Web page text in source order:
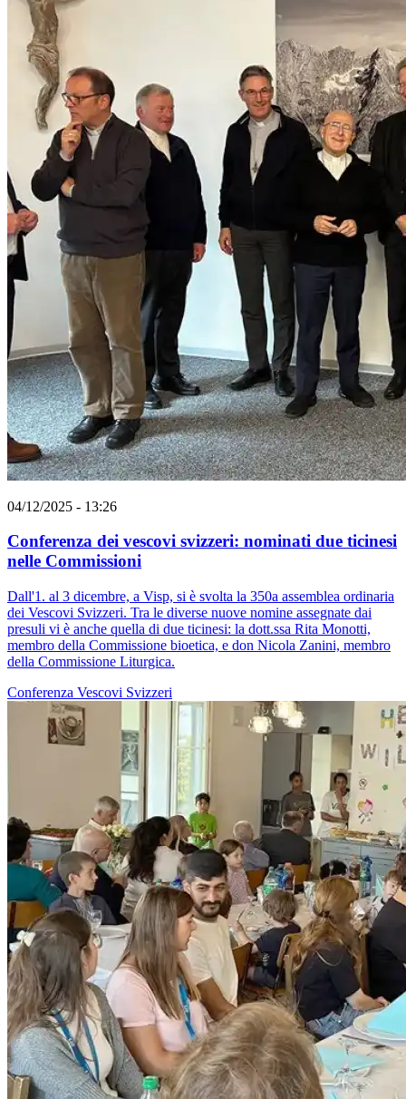
04/12/2025 - 13:26
Conferenza dei vescovi svizzeri: nominati due ticinesi
nelle Commissioni
Dall'1. al 3 dicembre, a Visp, si è svolta la 350a assemblea ordinaria
dei Vescovi Svizzeri. Tra le diverse nuove nomine assegnate dai
presuli vi è anche quella di due ticinesi: la dott.ssa Rita Monotti,
membro della Commissione bioetica, e don Nicola Zanini, membro
della Commissione Liturgica.
Conferenza Vescovi Svizzeri